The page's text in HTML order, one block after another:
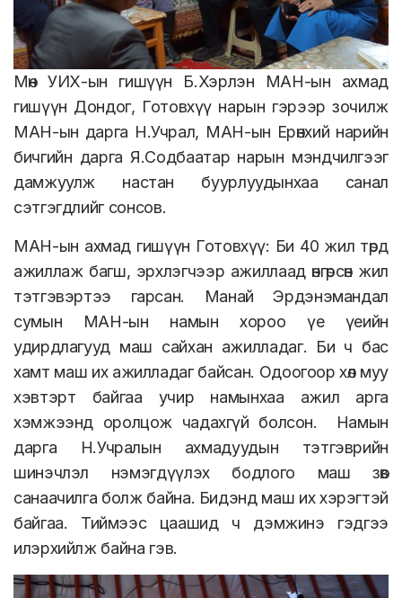
Мөн УИХ-ын гишүүн Б.Хэрлэн МАН-ын ахмад
гишүүн Дондог, Готовхүү нарын гэрээр зочилж
МАН-ын дарга Н.Учрал, МАН-ын Ерөнхий нарийн
бичгийн дарга Я.Содбаатар нарын мэндчилгээг
дамжуулж настан буурлуудынхаа санал
сэтгэгдлийг сонсов.
МАН-ын ахмад гишүүн Готовхүү: Би 40 жил төрд
ажиллаж багш, эрхлэгчээр ажиллаад өнгөрсөн жил
тэтгэвэртээ гарсан. Манай Эрдэнэмандал
сумын МАН-ын намын хороо үе үеийн
удирдлагууд маш сайхан ажилладаг. Би ч бас
хамт маш их ажилладаг байсан. Одоогоор хөл муу
хэвтэрт байгаа учир намынхаа ажил арга
хэмжээнд оролцож чадахгүй болсон. Намын
дарга Н.Учралын ахмадуудын тэтгэврийн
шинэчлэл нэмэгдүүлэх бодлого маш зөв
санаачилга болж байна. Бидэнд маш их хэрэгтэй
байгаа. Тиймээс цаашид ч дэмжинэ гэдгээ
илэрхийлж байна гэв.